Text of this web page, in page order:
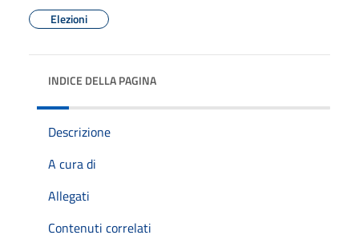
Elezioni
INDICE DELLA PAGINA
Descrizione
A cura di
Allegati
Contenuti correlati